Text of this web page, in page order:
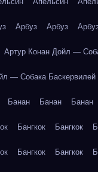
Арбуз Арбуз
Артур Конан Дойл —
— Собака Баскервилей
Банан Банан Банан
Бангкок Бангкок
Бангкок Бангкок